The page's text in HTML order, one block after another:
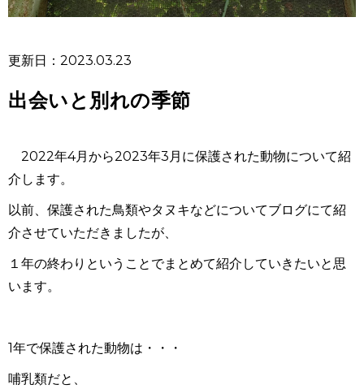
更新日：2023.03.23
出会いと別れの季節
2022年4月から2023年3月に保護された動物について紹
介します。
以前、保護された鳥類やタヌキなどについてブログにて紹
介させていただきましたが、
１年の終わりということでまとめて紹介していきたいと思
います。
1年で保護された動物は・・・
哺乳類だと、